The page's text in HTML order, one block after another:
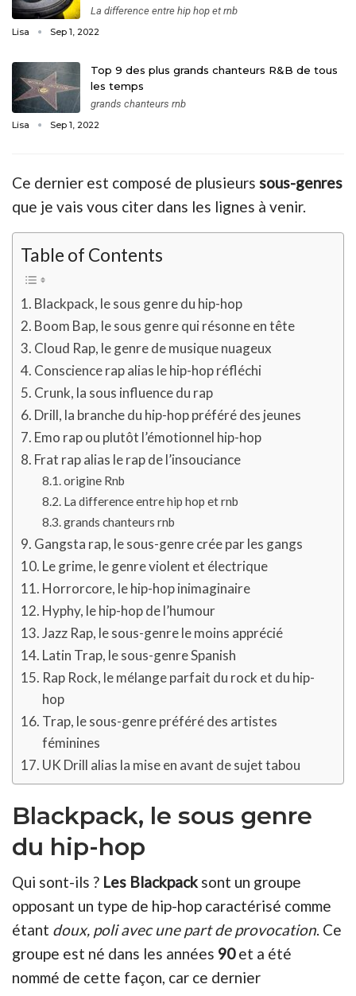
La difference entre hip hop et rnb
Lisa Sep 1, 2022
Top 9 des plus grands chanteurs R&B de tous
les temps
grands chanteurs rnb
Lisa Sep 1, 2022
Ce dernier est composé de plusieurs sous-genres
que je vais vous citer dans les lignes à venir.
Table of Contents
Blackpack, le sous genre du hip-hop
Boom Bap, le sous genre qui résonne en tête
Cloud Rap, le genre de musique nuageux
Conscience rap alias le hip-hop réfléchi
Crunk, la sous influence du rap
Drill, la branche du hip-hop préféré des jeunes
Emo rap ou plutôt l’émotionnel hip-hop
Frat rap alias le rap de l’insouciance
origine Rnb
La difference entre hip hop et rnb
grands chanteurs rnb
Gangsta rap, le sous-genre crée par les gangs
Le grime, le genre violent et électrique
Horrorcore, le hip-hop inimaginaire
Hyphy, le hip-hop de l’humour
Jazz Rap, le sous-genre le moins apprécié
Latin Trap, le sous-genre Spanish
Rap Rock, le mélange parfait du rock et du hip-
hop
Trap, le sous-genre préféré des artistes
féminines
UK Drill alias la mise en avant de sujet tabou
Blackpack, le sous genre
du hip-hop
Qui sont-ils ? Les Blackpack sont un groupe
opposant un type de hip-hop caractérisé comme
étant doux, poli avec une part de provocation. Ce
groupe est né dans les années 90et a été
nommé de cette façon, car ce dernier